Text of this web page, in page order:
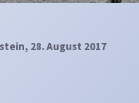
, 28. August 2017